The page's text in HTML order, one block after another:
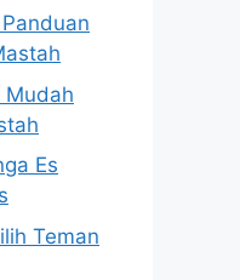
Mudah
Es
Teman